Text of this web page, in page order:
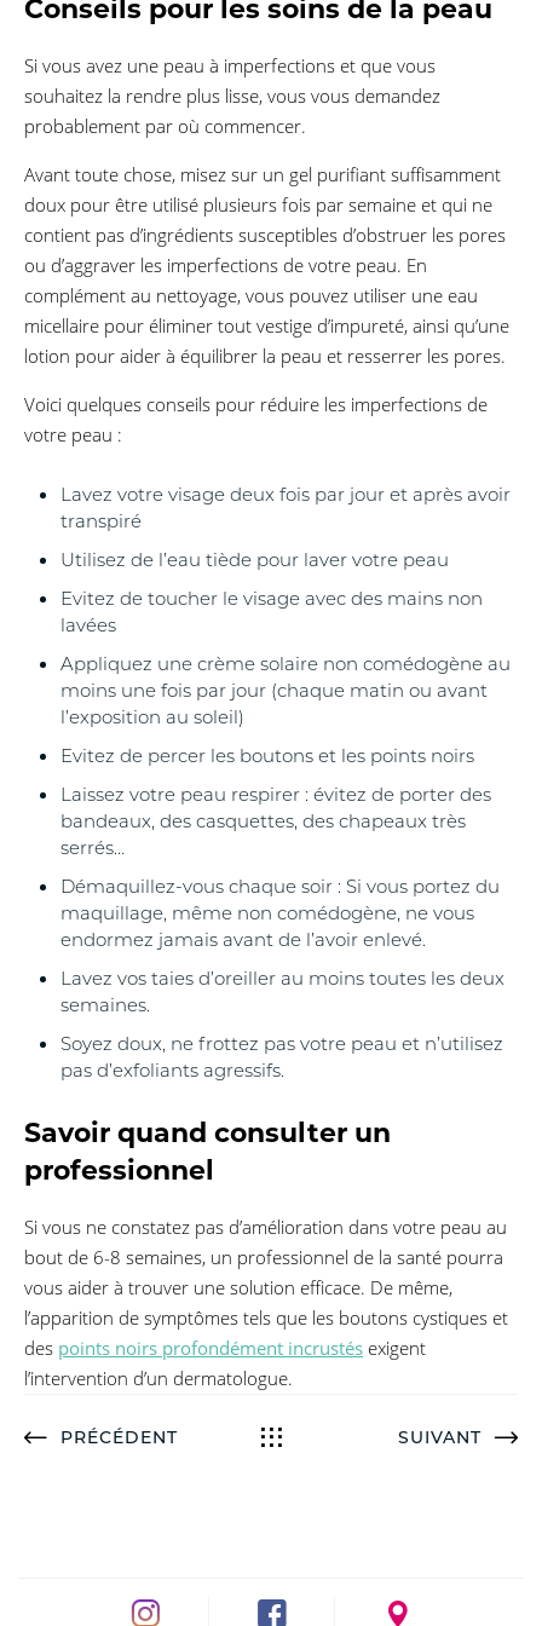
Conseils pour les soins de la peau
Si vous avez une peau à imperfections et que vous
souhaitez la rendre plus lisse, vous vous demandez
probablement par où commencer.
Avant toute chose, misez sur un gel purifiant suffisamment
doux pour être utilisé plusieurs fois par semaine et qui ne
contient pas d’ingrédients susceptibles d’obstruer les pores
ou d’aggraver les imperfections de votre peau. En
complément au nettoyage, vous pouvez utiliser une eau
micellaire pour éliminer tout vestige d’impureté, ainsi qu’une
lotion pour aider à équilibrer la peau et resserrer les pores.
Voici quelques conseils pour réduire les imperfections de
votre peau :
Lavez votre visage deux fois par jour et après avoir
transpiré
Utilisez de l’eau tiède pour laver votre peau
Evitez de toucher le visage avec des mains non
lavées
Appliquez une crème solaire non comédogène au
moins une fois par jour (chaque matin ou avant
l’exposition au soleil)
Evitez de percer les boutons et les points noirs
Laissez votre peau respirer : évitez de porter des
bandeaux, des casquettes, des chapeaux très
serrés…
Démaquillez-vous chaque soir : Si vous portez du
maquillage, même non comédogène, ne vous
endormez jamais avant de l’avoir enlevé.
Lavez vos taies d’oreiller au moins toutes les deux
semaines.
Soyez doux, ne frottez pas votre peau et n’utilisez
pas d’exfoliants agressifs.
Savoir quand consulter un
professionnel
Si vous ne constatez pas d’amélioration dans votre peau au
bout de 6-8 semaines, un professionnel de la santé pourra
vous aider à trouver une solution efficace. De même,
l’apparition de symptômes tels que les boutons cystiques et
des points noirs profondément incrustés exigent
l’intervention d’un dermatologue.
PRÉCÉDENT SUIVANT